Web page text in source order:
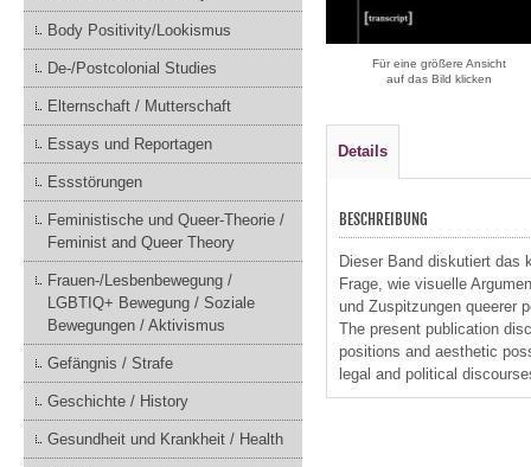
Body Positivity/Lookismus
De-/Postcolonial Studies
Elternschaft / Mutterschaft
Essays und Reportagen
Essstörungen
Feministische und Queer-Theorie /
Feminist and Queer Theory
Frauen-/Lesbenbewegung /
LGBTIQ+ Bewegung / Soziale
Bewegungen / Aktivismus
Gefängnis / Strafe
Geschichte / History
Gesundheit und Krankheit / Health
Für eine größere Ansicht
auf das Bild klicken
Details
BESCHREIBUNG
Dieser Band diskutiert das
Frage, wie visuelle
und Zuspitzungen queerer
The present publication
positions and aesthetic
legal and political